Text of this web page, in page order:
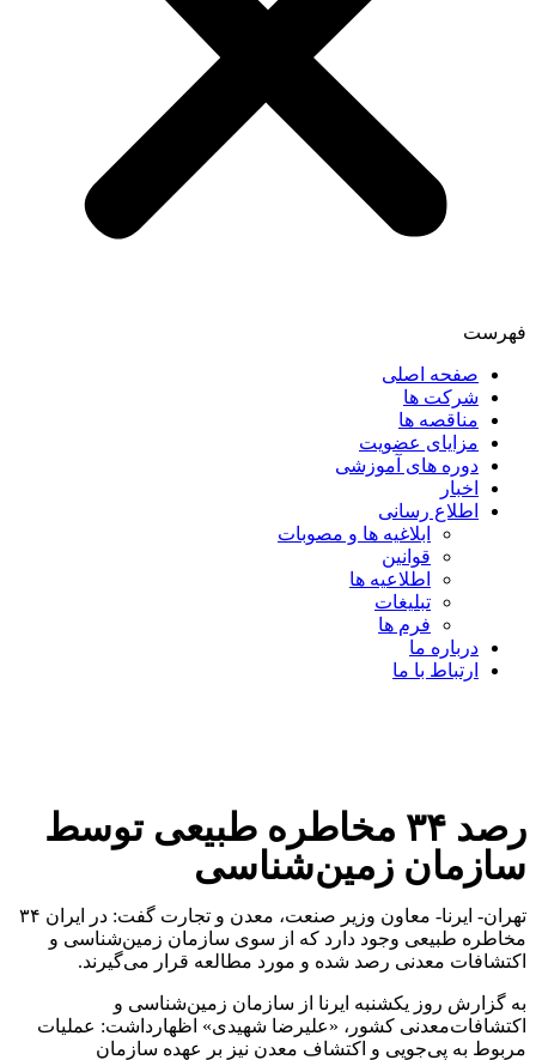
فهرست
صفحه اصلی
شرکت ها
مناقصه ها
مزایای عضویت
دوره های آموزشی
اخبار
اطلاع رسانی
ابلاغیه ها و مصوبات
قوانین
اطلاعیه ها
تبلیغات
فرم ها
درباره ما
ارتباط با ما
رصد ۳۴ مخاطره طبیعی توسط
سازمان زمین‌شناسی
تهران- ایرنا- معاون وزیر صنعت، معدن و تجارت گفت: در ایران ۳۴
مخاطره طبیعی وجود دارد که از سوی سازمان زمین‌شناسی و
اکتشافات معدنی رصد شده و مورد مطالعه قرار می‌گیرند.
به گزارش روز یکشنبه ایرنا از سازمان زمین‌شناسی و
اکتشافات‌معدنی کشور، «علیرضا شهیدی» اظهارداشت: عملیات
مربوط به پی‌جویی و اکتشاف معدن نیز بر عهده سازمان